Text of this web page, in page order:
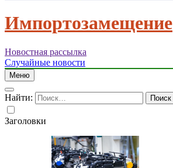
Импортозамещение
Новостная рассылка
Случайные новости
Меню
Найти:
Заголовки